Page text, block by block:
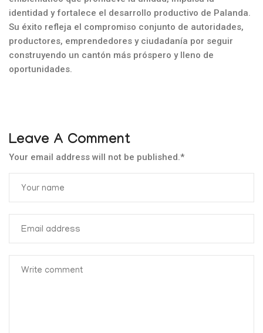
identidad y fortalece el desarrollo productivo de Palanda.
Su éxito refleja el compromiso conjunto de autoridades,
productores, emprendedores y ciudadanía por seguir
construyendo un cantón más próspero y lleno de
oportunidades.
Leave A Comment
Your email address will not be published.*